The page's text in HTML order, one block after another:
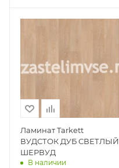
Ламинат Tarkett
ВУДСТОК ДУБ СВЕТЛЫЙ
ШЕРВУД
В наличии